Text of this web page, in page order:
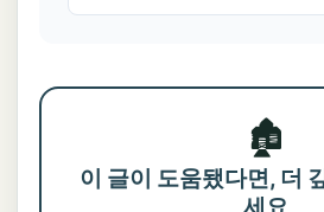
🏚️
이 글이 도움됐다면, 더
세요